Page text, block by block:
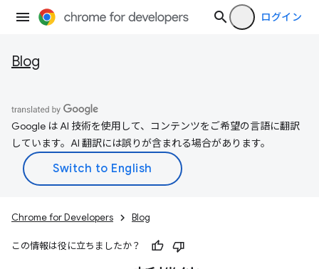
ログイン
Blog
Google は AI 技術を使用して、コンテンツをご希望の言語に翻訳
しています。AI 翻訳には誤りが含まれる場合があります。
Chrome for Developers Blog
この情報は役に立ちましたか？